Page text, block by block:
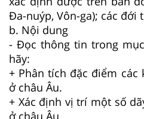
Đa-nuýp, Vôn-ga); các đới
b. Nội dung
- Đọc thông tin trong
hãy:
+ Phân tích đặc điểm
ở châu Âu.
+ Xác định vị trí một số